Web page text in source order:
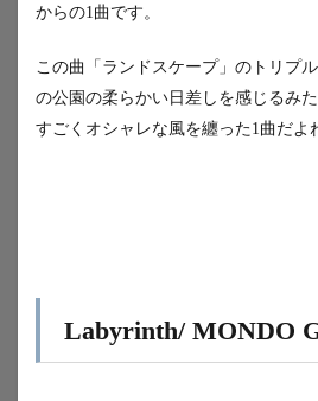
からの1曲です。
この曲「ランドスケープ」のトリプ
の公園の柔らかい日差しを感じるみ
すごくオシャレな風を纏った1曲だよ
Labyrinth/ MONDO